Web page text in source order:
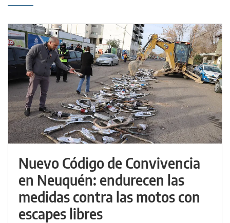
Nuevo Código de Convivencia
en Neuquén: endurecen las
medidas contra las motos con
escapes libres